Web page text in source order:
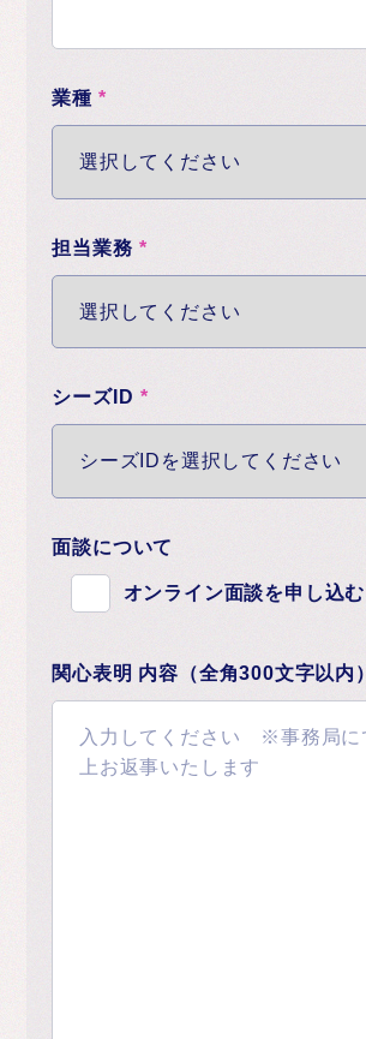
業種 *
担当業務 *
シーズID *
面談について
オンライン面談を申し込む
関心表明 内容（全角300文字以内）